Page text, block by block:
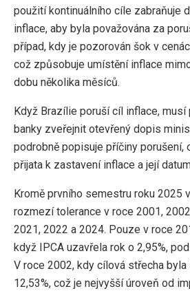
použití kontinuálního cíle zabraňuje
inflace, aby byla považována za
případ, kdy je pozorován šok v
což způsobuje umístění inflace
dobu několika měsíců.
Když Brazílie poruší cíl inflace,
banky zveřejnit otevřený dopis
podrobně popisuje příčiny porušení,
přijata k zastavení inflace a její
Kromě prvního semestru roku 2025
rozmezí tolerance v roce 2001,
2021, 2022 a 2024. Pouze v roce
když IPCA uzavřela rok o 2,95%,
V roce 2002, kdy cílová střecha byla
12,53%, což je nejvyšší úroveň od